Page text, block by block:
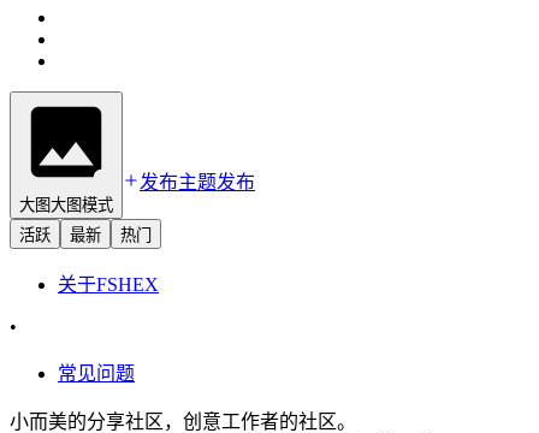
大图大图模式
发布主题发布
活跃 最新 热门
关于FSHEX
•
常见问题
小而美的分享社区，创意工作者的社区。